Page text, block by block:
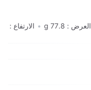
العرض : 77.8 g • الارتفاع :